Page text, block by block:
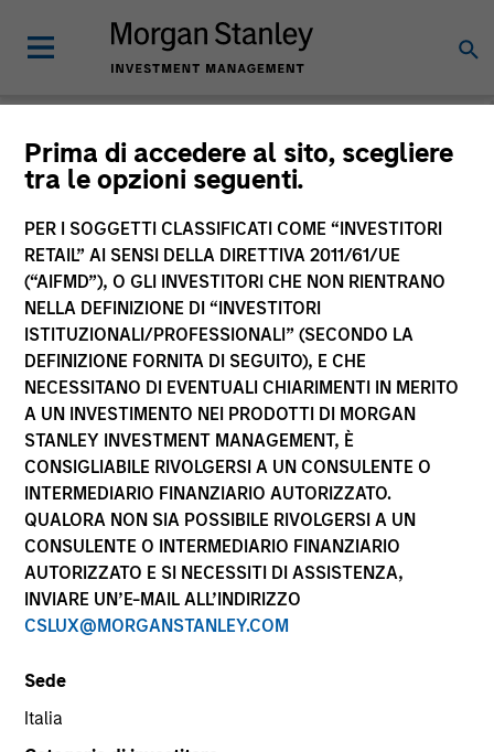
Prima di accedere al sito, scegliere
tra le opzioni seguenti.
PER I SOGGETTI CLASSIFICATI COME “INVESTITORI
RETAIL” AI SENSI DELLA DIRETTIVA 2011/61/UE
(“AIFMD”), O GLI INVESTITORI CHE NON RIENTRANO
NELLA DEFINIZIONE DI “INVESTITORI
ISTITUZIONALI/PROFESSIONALI” (SECONDO LA
DEFINIZIONE FORNITA DI SEGUITO), E CHE
NECESSITANO DI EVENTUALI CHIARIMENTI IN MERITO
A UN INVESTIMENTO NEI PRODOTTI DI MORGAN
STANLEY INVESTMENT MANAGEMENT, È
CONSIGLIABILE RIVOLGERSI A UN CONSULENTE O
INTERMEDIARIO FINANZIARIO AUTORIZZATO.
QUALORA NON SIA POSSIBILE RIVOLGERSI A UN
CONSULENTE O INTERMEDIARIO FINANZIARIO
AUTORIZZATO E SI NECESSITI DI ASSISTENZA,
INVIARE UN’E-MAIL ALL’INDIRIZZO
CSLUX@MORGANSTANLEY.COM
Sede
Italia
Morgan Stanley
Investment Funds
La presente comunicazione ha carattere promozionale.
La performance passata non è un indicatore affidabile dei
risultati futuri. I rendimenti possono aumentare o diminuire
per effetto delle oscillazioni valutarie. Tutti i dati di
performance sono calcolati in base al valore del
patrimonio netto (NAV), al netto delle spese, e non
comprendono le commissioni e gli oneri relativi
all’emissione e al rimborso delle quote. Tutti i dati relativi
alle performance e agli indici sono tratti da Morgan
Stanley Investment Management.
Rendimenti nell’anno solare.